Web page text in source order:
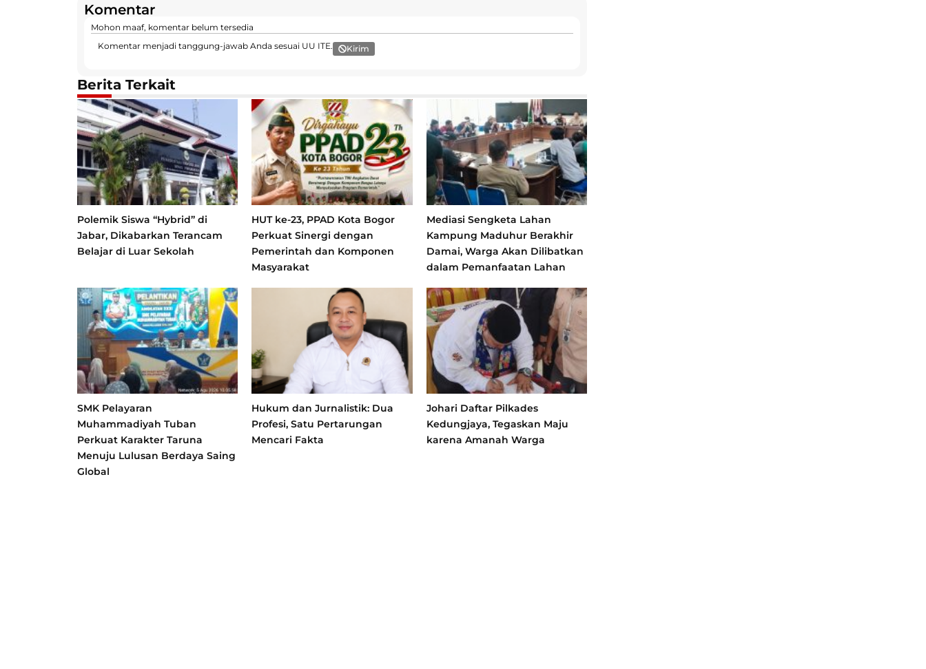
Komentar
Mohon maaf, komentar belum tersedia
Komentar menjadi tanggung-jawab Anda sesuai UU ITE.
Kirim
Berita Terkait
Polemik Siswa “Hybrid” di
Jabar, Dikabarkan Terancam
Belajar di Luar Sekolah
HUT ke-23, PPAD Kota Bogor
Perkuat Sinergi dengan
Pemerintah dan Komponen
Masyarakat
Mediasi Sengketa Lahan
Kampung Maduhur Berakhir
Damai, Warga Akan Dilibatkan
dalam Pemanfaatan Lahan
SMK Pelayaran
Muhammadiyah Tuban
Perkuat Karakter Taruna
Menuju Lulusan Berdaya Saing
Global
Hukum dan Jurnalistik: Dua
Profesi, Satu Pertarungan
Mencari Fakta
Johari Daftar Pilkades
Kedungjaya, Tegaskan Maju
karena Amanah Warga